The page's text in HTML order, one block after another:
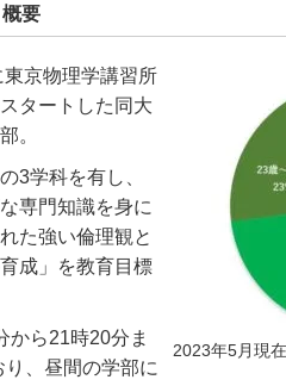
要
2023年5月現
京物理学講習所
タートした同大
。
3学科を有し、
専門知識を身に
た強い倫理観と
成」を教育目標
から21時20分ま
、昼間の学部に